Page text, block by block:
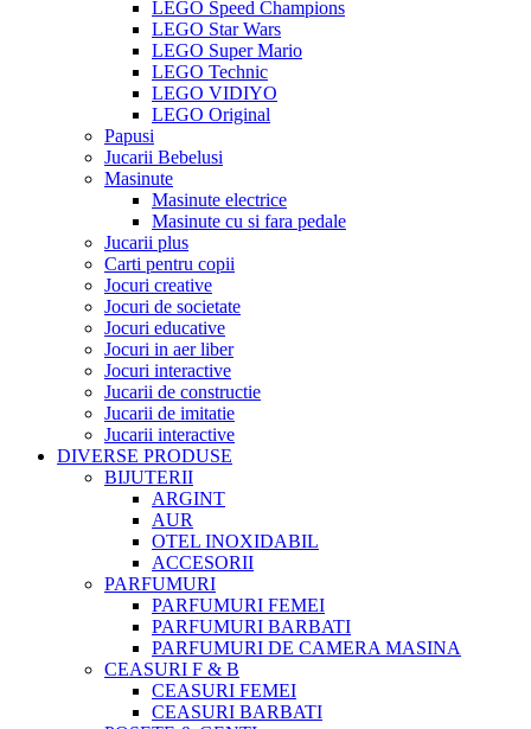
LEGO Speed Champions
LEGO Star Wars
LEGO Super Mario
LEGO Technic
LEGO VIDIYO
LEGO Original
Papusi
Jucarii Bebelusi
Masinute
Masinute electrice
Masinute cu si fara pedale
Jucarii plus
Carti pentru copii
Jocuri creative
Jocuri de societate
Jocuri educative
Jocuri in aer liber
Jocuri interactive
Jucarii de constructie
Jucarii de imitatie
Jucarii interactive
DIVERSE PRODUSE
BIJUTERII
ARGINT
AUR
OTEL INOXIDABIL
ACCESORII
PARFUMURI
PARFUMURI FEMEI
PARFUMURI BARBATI
PARFUMURI DE CAMERA MASINA
CEASURI F & B
CEASURI FEMEI
CEASURI BARBATI